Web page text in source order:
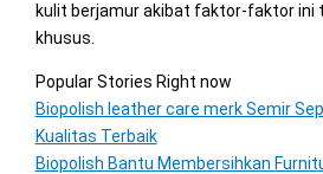
kulit berjamur akibat faktor-faktor ini
khusus.
Popular Stories Right now
Biopolish leather care merk Semir
Kualitas Terbaik
Biopolish Bantu Membersihkan